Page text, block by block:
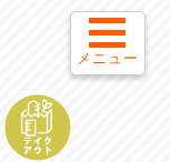
メニュー